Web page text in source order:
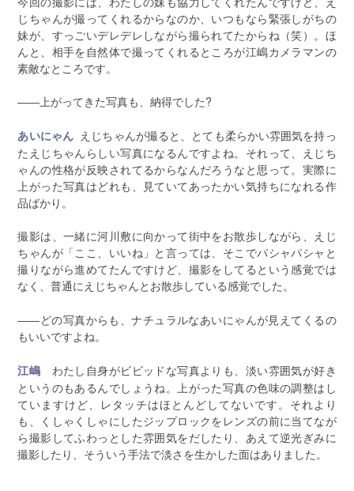
じちゃんが撮ってくれるからなのか、いつもなら緊張しがちの
妹が、すっごいデレデレしながら撮られてたからね（笑）。ほ
んと、相手を自然体で撮ってくれるところが江嶋カメラマンの
素敵なところです。
――上がってきた写真も、納得でした?
あいにゃんえじちゃんが撮ると、とても柔らかい雰囲気を持っ
たえじちゃんらしい写真になるんですよね。それって、えじち
ゃんの性格が反映されてるからなんだろうなと思って。実際に
上がった写真はどれも、見ていてあったかい気持ちになれる作
品ばかり。
撮影は、一緒に河川敷に向かって街中をお散歩しながら、えじ
ちゃんが「ここ、いいね」と言っては、そこでパシャパシャと
撮りながら進めてたんですけど、撮影をしてるという感覚では
なく、普通にえじちゃんとお散歩している感覚でした。
――どの写真からも、ナチュラルなあいにゃんが見えてくるの
もいいですよね。
江嶋 わたし自身がビビッドな写真よりも、淡い雰囲気が好き
というのもあるんでしょうね。上がった写真の色味の調整はし
ていますけど、レタッチはほとんどしてないです。それより
も、くしゃくしゃにしたジップロックをレンズの前に当てなが
ら撮影してふわっとした雰囲気をだしたり、あえて逆光ぎみに
撮影したり、そういう手法で淡さを生かした面はありました。